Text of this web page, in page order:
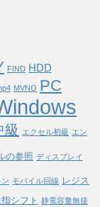
FIND HDD
MVNO PC
級 エクセル初級 エン
の参照 ディスプレイ
モバイル回線 レジス
シフト 静電容量無接